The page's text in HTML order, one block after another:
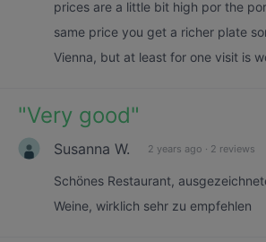
prices are a little bit high por the
same price you get a richer plate
Vienna, but at least for one visit is
"Very good"
Susanna W. 2 years ago · 2 reviews
Schönes Restaurant,
Weine, wirklich sehr zu empfehlen